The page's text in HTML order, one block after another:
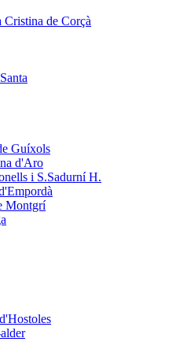
Cristina de Corçà
Guíxols
d'Aro
i S.Sadurní H.
Montgrí